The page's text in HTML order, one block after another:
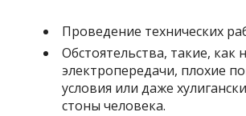
Проведение технических
Обстоятельства, такие, как
электропередачи, плохие
условия или даже
стоны человека.